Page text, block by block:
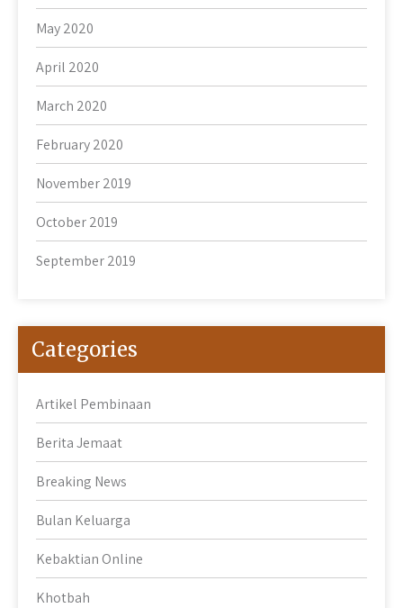
May 2020
April 2020
March 2020
February 2020
November 2019
October 2019
September 2019
Categories
Artikel Pembinaan
Berita Jemaat
Breaking News
Bulan Keluarga
Kebaktian Online
Khotbah